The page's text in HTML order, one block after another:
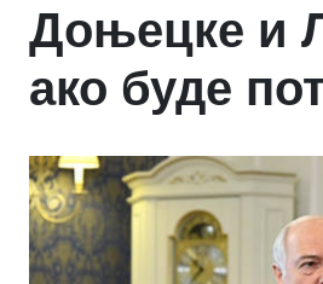
Доњецке и
ако буде